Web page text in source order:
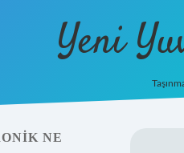
Yeni
NE